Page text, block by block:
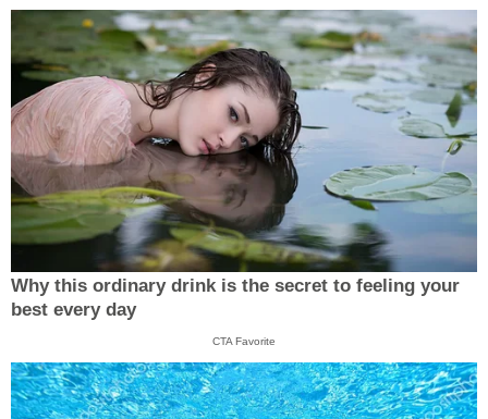
Why this ordinary drink is the secret to feeling your
best every day
CTA Favorite